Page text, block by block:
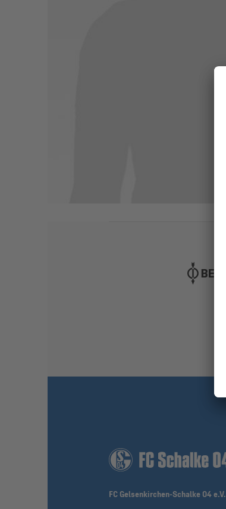
FC Gelsenkirchen-Schalke 04 e.V.